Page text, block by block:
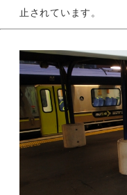
止されています。